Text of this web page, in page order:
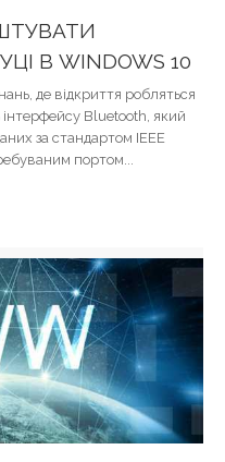
В WINDOWS 10
де відкриття робляться
Bluetooth, який
за стандартом IEEE
портом...